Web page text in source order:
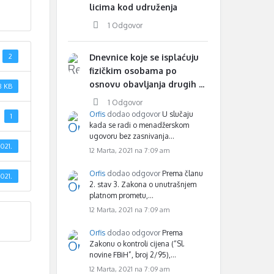
2
KB
1
licima kod udruženja
1 Odgovor
Dnevnice koje se isplaćuju
fizičkim osobama po
osnovu obavljanja drugih ...
1 Odgovor
Orfis dodao odgovor U slučaju
kada se radi o menadžerskom
ugovoru bez zasnivanja…
12 Marta, 2021 na 7:09 am
Orfis dodao odgovor Prema članu
2. stav 3. Zakona o unutrašnjem
platnom prometu,…
12 Marta, 2021 na 7:09 am
Orfis dodao odgovor Prema
Zakonu o kontroli cijena (“Sl.
novine FBiH”, broj 2/95),…
12 Marta, 2021 na 7:09 am